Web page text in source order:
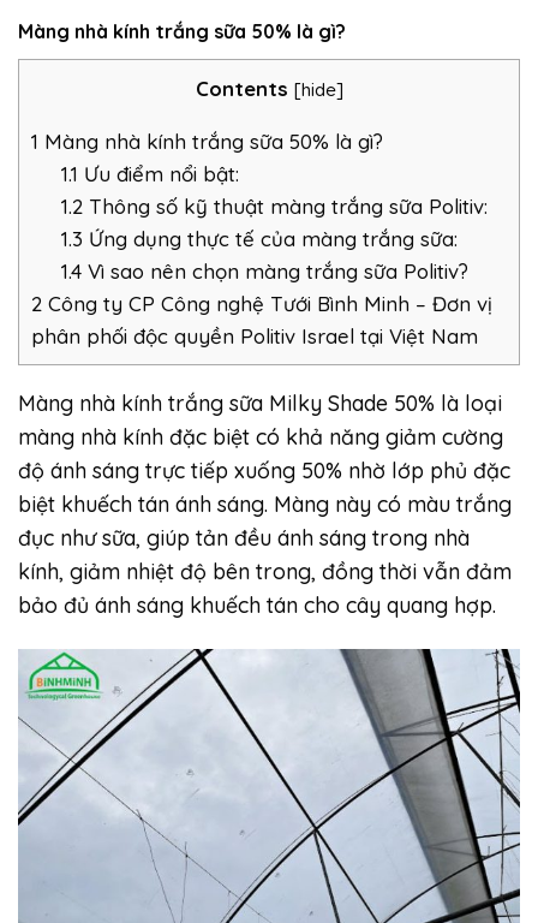
Màng nhà kính trắng sữa 50% là gì?
Contents [hide]
1 Màng nhà kính trắng sữa 50% là gì?
1.1 Ưu điểm nổi bật:
1.2 Thông số kỹ thuật màng trắng sữa Politiv:
1.3 Ứng dụng thực tế của màng trắng sữa:
1.4 Vì sao nên chọn màng trắng sữa Politiv?
2 Công ty CP Công nghệ Tưới Bình Minh – Đơn vị
phân phối độc quyền Politiv Israel tại Việt Nam
Màng nhà kính trắng sữa Milky Shade 50% là loại
màng nhà kính đặc biệt có khả năng giảm cường
độ ánh sáng trực tiếp xuống 50% nhờ lớp phủ đặc
biệt khuếch tán ánh sáng. Màng này có màu trắng
đục như sữa, giúp tản đều ánh sáng trong nhà
kính, giảm nhiệt độ bên trong, đồng thời vẫn đảm
bảo đủ ánh sáng khuếch tán cho cây quang hợp.